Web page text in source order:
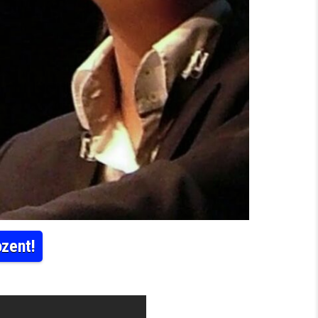
RÄUMT AUF – AFD BEI 55 PROZENT!